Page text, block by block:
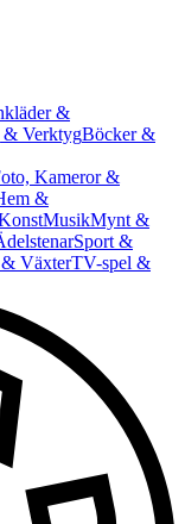
&
VerktygBöcker &
Kameror &
&
MusikMynt &
Sport &
VäxterTV-spel &